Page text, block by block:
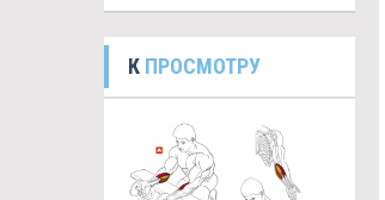
К ПРОСМОТРУ